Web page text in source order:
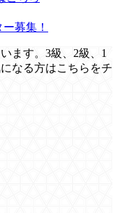
募集！
ます。3級、2級、1
なる方はこちらをチ